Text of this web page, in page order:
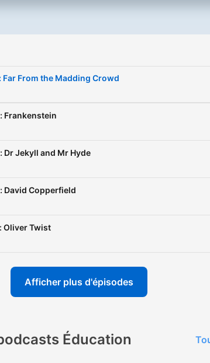
From the Madding Crowd
Frankenstein
Dr Jekyll and Mr Hyde
David Copperfield
Oliver Twist
Afficher plus d'épisodes
Éducation